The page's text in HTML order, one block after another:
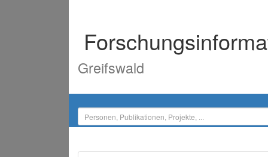
Greifswald